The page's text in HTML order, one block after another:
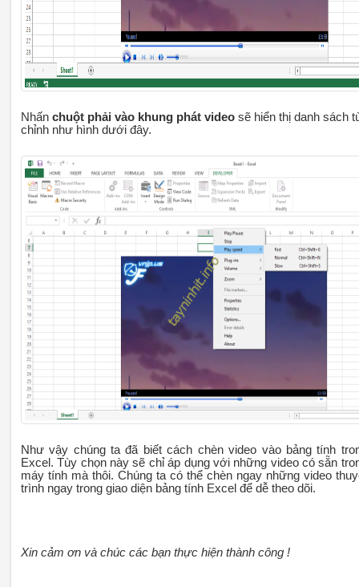
Nhấn chuột phải vào khung phát videosẽ hiển thị danh sách
chỉnh như hình dưới đây.
Như vậy chúng ta đã biết cách chèn video vào bảng tính
Excel. Tùy chọn này sẽ chỉ áp dụng với những video có sẵn
máy tính mà thôi. Chúng ta có thể chèn ngay những video
trình ngay trong giao diện bảng tính Excel để dễ theo dõi.
Xin cảm ơn và chúc các bạn thực hiện thành công !